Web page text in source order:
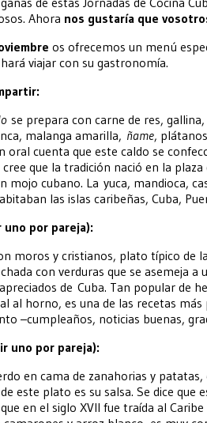
Ahora nos gustaría que
os ofrecemos un menú
viajar con su gastronomía.
se prepara con carne de res, gallina,
malanga amarilla, ñame,
oral cuenta que este caldo se
cree que la tradición nació en la plaza
mojo cubano. La yuca, mandioca,
las islas caribeñas, Cuba,
uno por pareja):
moros y cristianos, plato típico de
con verduras que se asemeja
de Cuba. Tan popular de
al horno, es una de las recetas más
–cumpleaños, noticias buenas,
uno por pareja):
en cama de zanahorias y
este plato es su salsa. Se dice
en el siglo XVII fue traída al